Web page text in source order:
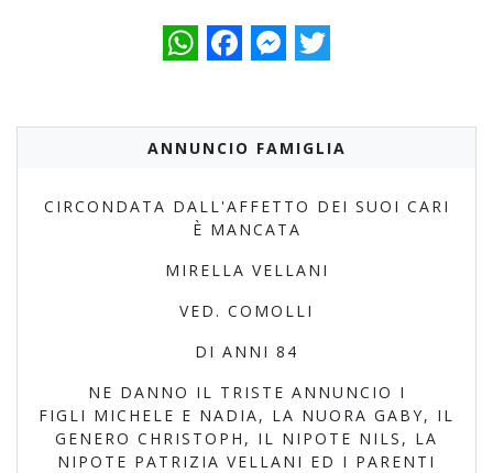
WhatsAppFacebookMessenger
Twitter
ANNUNCIO FAMIGLIA
CIRCONDATA DALL'AFFETTO DEI SUOI CARI
È MANCATA
MIRELLA VELLANI
VED. COMOLLI
DI ANNI 84
NE DANNO IL TRISTE ANNUNCIO I
FIGLI MICHELE E NADIA, LA NUORA GABY, IL
GENERO CHRISTOPH, IL NIPOTE NILS, LA
NIPOTE PATRIZIA VELLANI ED I PARENTI